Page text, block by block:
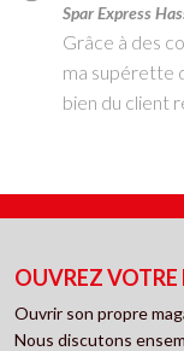
Spar Express
Grâce à des
ma supérette
bien du client
OUVREZ VOTRE
Ouvrir son propre
Nous discutons